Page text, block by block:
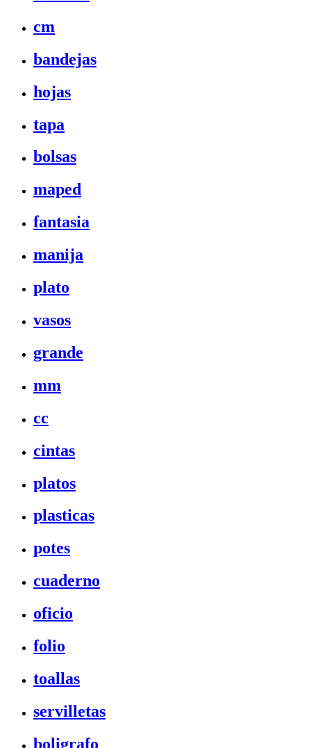
cm
bandejas
hojas
tapa
bolsas
maped
fantasia
manija
plato
vasos
grande
mm
cc
cintas
platos
plasticas
potes
cuaderno
oficio
folio
toallas
servilletas
boligrafo